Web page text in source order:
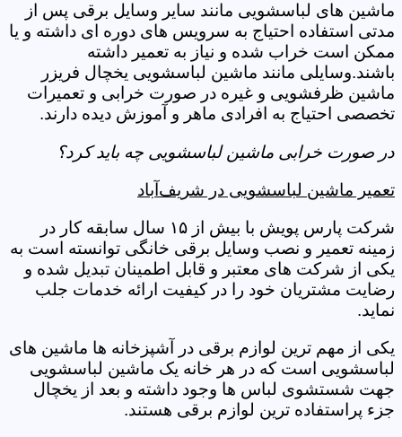
ماشین های لباسشویی مانند سایر وسایل برقی پس از
مدتی استفاده احتیاج به سرویس های دوره ای داشته و یا
ممکن است خراب شده و نیاز به تعمیر داشته
باشند.وسایلی مانند ماشین لباسشویی یخچال فریزر
ماشین ظرفشویی و غیره در صورت خرابی و تعمیرات
تخصصی احتیاج به افرادی ماهر و آموزش دیده دارند.
در صورت خرابی ماشین لباسشویی چه باید کرد؟
تعمیر ماشین لباسشویی در شریف‌آباد
شرکت پارس پویش با بیش از ۱۵ سال سابقه کار در
زمینه تعمیر و نصب وسایل برقی خانگی توانسته است به
یکی از شرکت های معتبر و قابل اطمینان تبدیل شده و
رضایت مشتریان خود را در کیفیت ارائه خدمات جلب
نماید.
یکی از مهم ترین لوازم برقی در آشپزخانه ها ماشین های
لباسشویی است که در هر خانه یک ماشین لباسشویی
جهت شستشوی لباس ها وجود داشته و بعد از یخچال
جزء پراستفاده ترین لوازم برقی هستند.